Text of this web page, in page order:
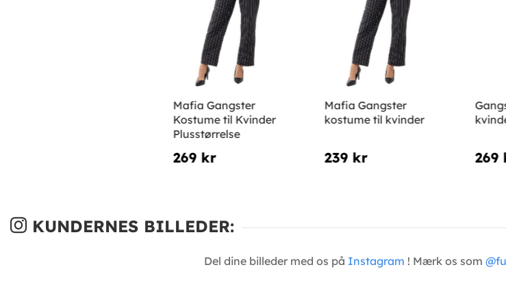
Mafia Gangster
Kostume til Kvinder
Plusstørrelse
269 kr
Mafia Gangster
kostume til kvinder
239 kr 269
KUNDERNES BILLEDER:
Del dine billeder med os på Instagram ! Mærk os som